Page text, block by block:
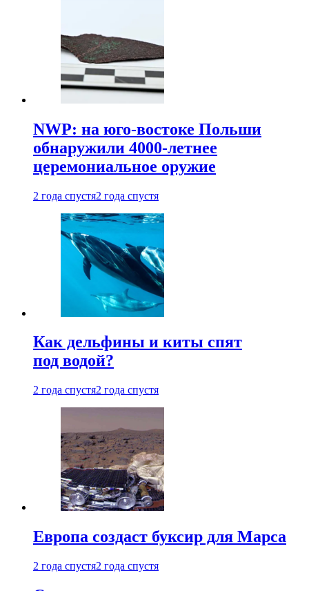
NWP: на юго-востоке Польши
обнаружили 4000-летнее
церемониальное оружие
2 года спустя2 года спустя
Как дельфины и киты спят
под водой?
2 года спустя2 года спустя
Европа создаст буксир для Марса
2 года спустя2 года спустя